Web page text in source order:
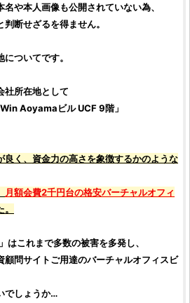
や本人画像も公開されていない為、
判断せざるを得ません。
ついてです。
社所在地として
Aoyamaビル UCF 9階」
良く、資金力の高さを象徴するかのような
月額会費2千円台の格安バーチャルオフィ
これまで多数の被害を多発し、
顧問サイトご用達のバーチャルオフィスビ
でしょうか…